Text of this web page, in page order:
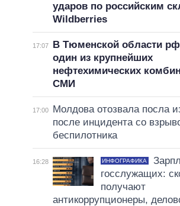
ударов по российским
Wildberries
17:07
В Тюменской области рф
один из крупнейших
нефтехимических
СМИ
17:00
Молдова отозвала посла
после инцидента со
беспилотника
16:28 ИНФОГРАФИКА
госслужащих:
получают
антикоррупционеры,